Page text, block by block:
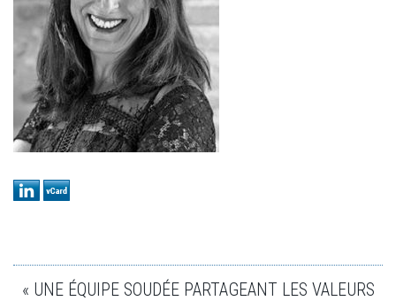
« UNE ÉQUIPE SOUDÉE PARTAGEANT LES VALEURS